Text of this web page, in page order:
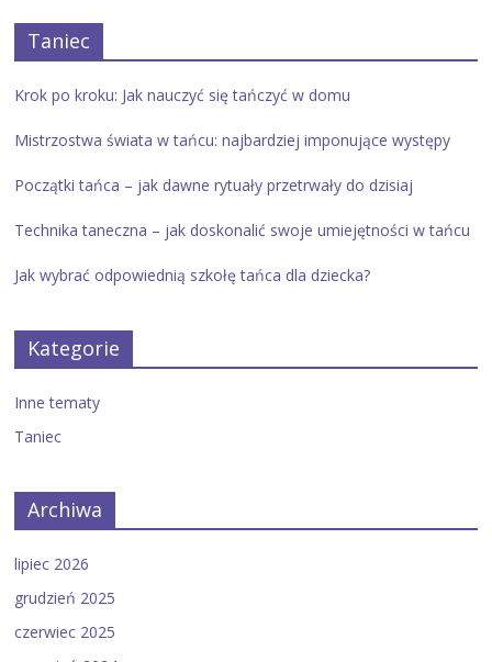
Taniec
Krok po kroku: Jak nauczyć się tańczyć w domu
Mistrzostwa świata w tańcu: najbardziej imponujące występy
Początki tańca – jak dawne rytuały przetrwały do dzisiaj
Technika taneczna – jak doskonalić swoje umiejętności w tańcu
Jak wybrać odpowiednią szkołę tańca dla dziecka?
Kategorie
Inne tematy
Taniec
Archiwa
lipiec 2026
grudzień 2025
czerwiec 2025